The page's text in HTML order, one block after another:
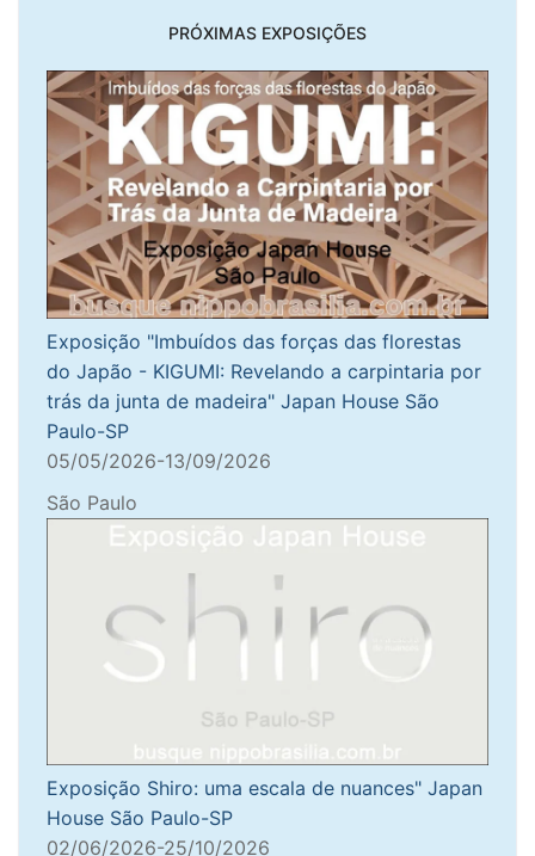
PRÓXIMAS EXPOSIÇÕES
Exposição "Imbuídos das forças das florestas
do Japão - KIGUMI: Revelando a carpintaria por
trás da junta de madeira" Japan House São
Paulo-SP
05/05/2026-13/09/2026
São Paulo
Exposição Shiro: uma escala de nuances" Japan
House São Paulo-SP
02/06/2026-25/10/2026